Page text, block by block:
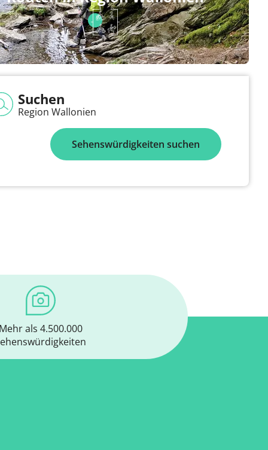
Suchen
Region Wallonien
Sehenswürdigkeiten suchen
als 4.500.000